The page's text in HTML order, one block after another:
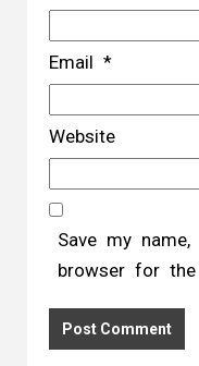
Email *
Website
Save my
browser for